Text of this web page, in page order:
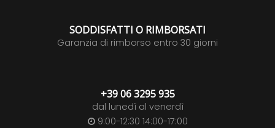
SODDISFATTI O RIMBORSATI
Garanzia di rimborso entro 30 giorni
+39 06 3295 935
dal lunedì al venerdì
9:00-12:30 14:00-17:00